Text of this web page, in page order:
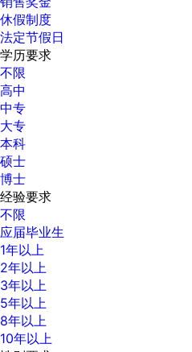
休假制度
法定节假日
学历要求
不限
高中
中专
大专
本科
硕士
博士
经验要求
不限
应届毕业生
1年以上
2年以上
3年以上
5年以上
8年以上
10年以上